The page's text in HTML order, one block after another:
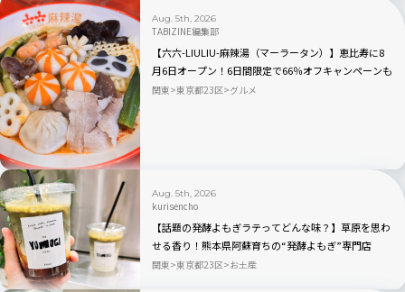
Aug. 5th, 2026
TABIZINE編集部
【六六-LIULIU-麻辣湯（マーラータン）】恵比寿に8
月6日オープン！6日間限定で66％オフキャンペーンも
関東 東京都23区 グルメ
Aug. 5th, 2026
kurisencho
【話題の発酵よもぎラテってどんな味？】草原を思わ
せる香り！熊本県阿蘇育ちの“発酵よもぎ”専門店
「BETWEEN by THE YOMOGI STAND」渋谷にオープ
関東 東京都23区 お土産